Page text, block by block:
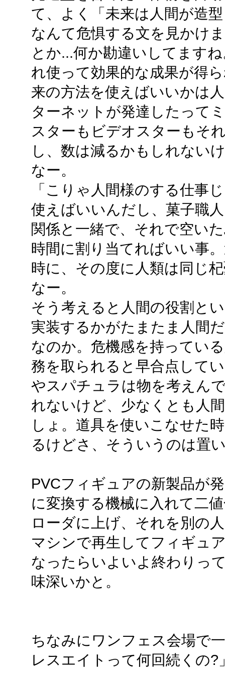
て、よく「未来は人間が造
なんて危惧する文を見かけ
とか...何か勘違いしてます
れ使って効果的な成果が得
来の方法を使えばいいかは
ターネットが発達したって
スターもビデオスターもそ
し、数は減るかもしれない
なー。
「こりゃ人間様のする仕事
使えばいいんだし、菓子職
関係と一緒で、それで空い
時間に割り当てればいい事
時に、その度に人類は同じ
なー。
そう考えると人間の役割と
実装するかがたまたま人間
なのか。危機感を持ってい
務を取られると早合点して
やスパチュラは物を考えん
れないけど、少なくとも人
しょ。道具を使いこなせた
るけどさ、そういうのは置
PVCフィギュアの新製品が
に変換する機械に入れて二
ローダに上げ、それを別の
マシンで再生してフィギュ
なったらいよいよ終わりっ
味深いかと。
ちなみにワンフェス会場で
レスエイトって何回続くの?